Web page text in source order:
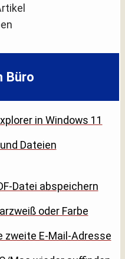
Büro
in Windows 11
Dateien
Datei abspeichern
oder Farbe
zweite E-Mail-Adresse